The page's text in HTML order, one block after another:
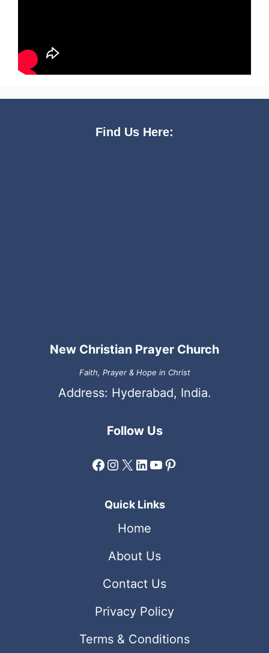
Find Us Here:
New Christian Prayer Church
Faith, Prayer & Hope in Christ
Address: Hyderabad, India.
Follow Us
Facebook
Instagram
X LinkedIn
YouTube
Pinterest
Quick Links
Home
About Us
Contact Us
Privacy Policy
Terms & Conditions